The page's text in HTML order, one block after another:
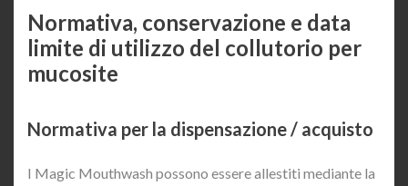
Normativa, conservazione e data
limite di utilizzo del collutorio per
mucosite
Normativa per la dispensazione / acquisto
I Magic Mouthwash possono essere allestiti mediante la